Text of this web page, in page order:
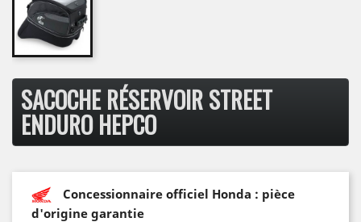
SACOCHE RÉSERVOIR STREET
ENDURO HEPCO
Concessionnaire officiel Honda : pièce
d'origine garantie